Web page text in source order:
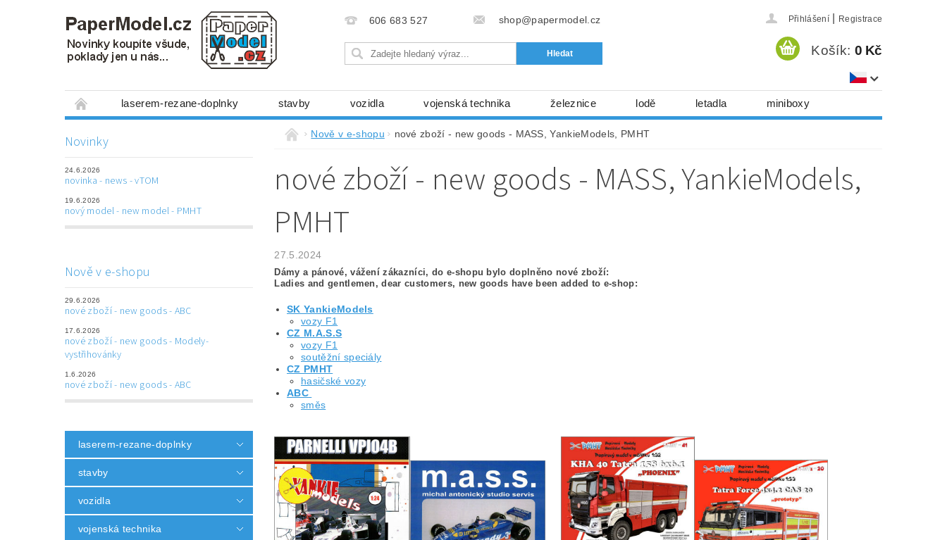
606 683 527 shop@papermodel.cz Přihlášení Registrace
Košík: 0 Kč
laserem-rezane-doplnky stavby vozidla vojenská technika železnice lodě letadla miniboxy
mechanismy, stavební stroje kosmická technika příroda
laserem řezané doplňky 3D tištěné doplňky modelářské potřeby kartony, fólie free download série Kontakty
Napište nám
Novinky
24.6.2026
novinka - news - vTOM
19.6.2026
nový model - new model - PMHT
Nově v e-shopu
29.6.2026
nové zboží - new goods - ABC
17.6.2026
nové zboží - new goods - Modely-
vystřihovánky
1.6.2026
nové zboží - new goods - ABC
laserem-rezane-doplnky
stavby
vozidla
vojenská technika
Nově v e-shopu nové zboží - new goods - MASS, YankieModels, PMHT
nové zboží - new goods - MASS, YankieModels,
PMHT
27.5.2024
Dámy a pánové, vážení zákazníci, do e-shopu bylo doplněno nové zboží:
Ladies and gentlemen, dear customers, new goods have been added to e-shop:
SK YankieModels
vozy F1
CZ M.A.S.S
vozy F1
soutěžní speciály
CZ PMHT
hasičské vozy
ABC
směs